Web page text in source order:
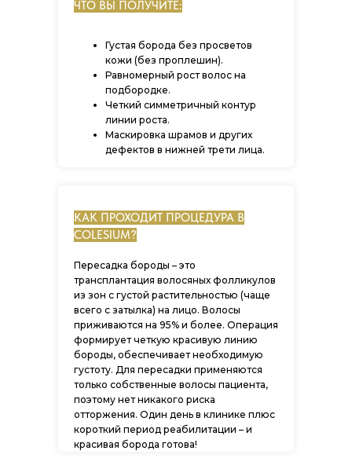
ЧТО ВЫ ПОЛУЧИТЕ:
Густая борода без просветов
кожи (без проплешин).
Равномерный рост волос на
подбородке.
Четкий симметричный контур
линии роста.
Маскировка шрамов и других
дефектов в нижней трети лица.
Пересадка бороды – это
трансплантация волосяных фолликулов
из зон с густой растительностью (чаще
всего с затылка) на лицо. Волосы
приживаются на 95% и более. Операция
формирует четкую красивую линию
бороды, обеспечивает необходимую
густоту. Для пересадки применяются
только собственные волосы пациента,
поэтому нет никакого риска
отторжения. Один день в клинике плюс
короткий период реабилитации – и
красивая борода готова!
КАК ПРОХОДИТ ПРОЦЕДУРА В
COLESIUM?